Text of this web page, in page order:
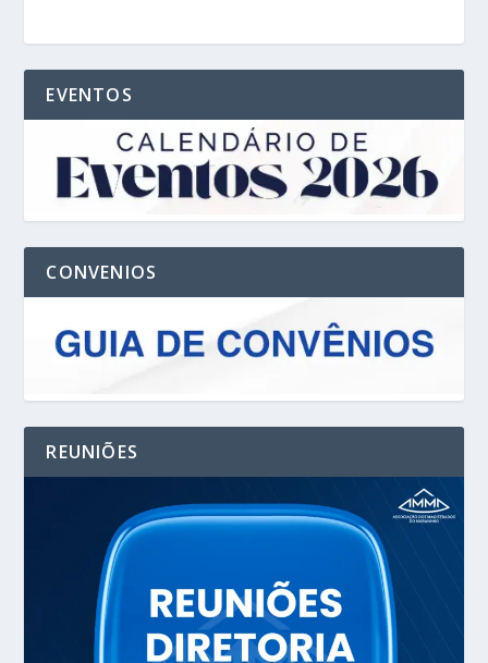
EVENTOS
CONVENIOS
REUNIÕES